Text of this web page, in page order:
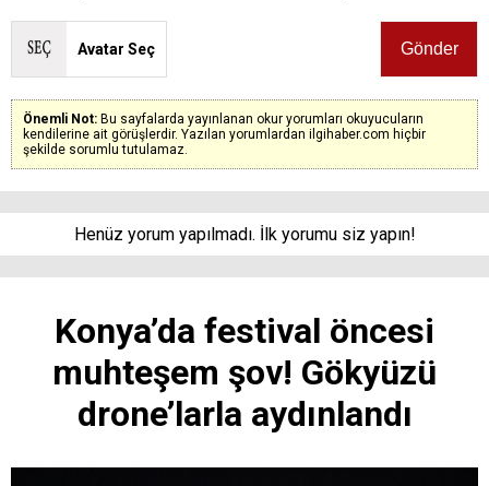
Avatar Seç
Önemli Not: Bu sayfalarda yayınlanan okur yorumları okuyucuların
kendilerine ait görüşlerdir. Yazılan yorumlardan ilgihaber.com hiçbir
şekilde sorumlu tutulamaz.
Henüz yorum yapılmadı. İlk yorumu siz yapın!
Konya’da festival öncesi
muhteşem şov! Gökyüzü
drone’larla aydınlandı